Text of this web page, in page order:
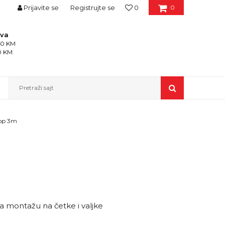
0
0
Prijavite se Registrujte se
KM
KM
Pretraži sajt
3m
montažu na četke i valjke